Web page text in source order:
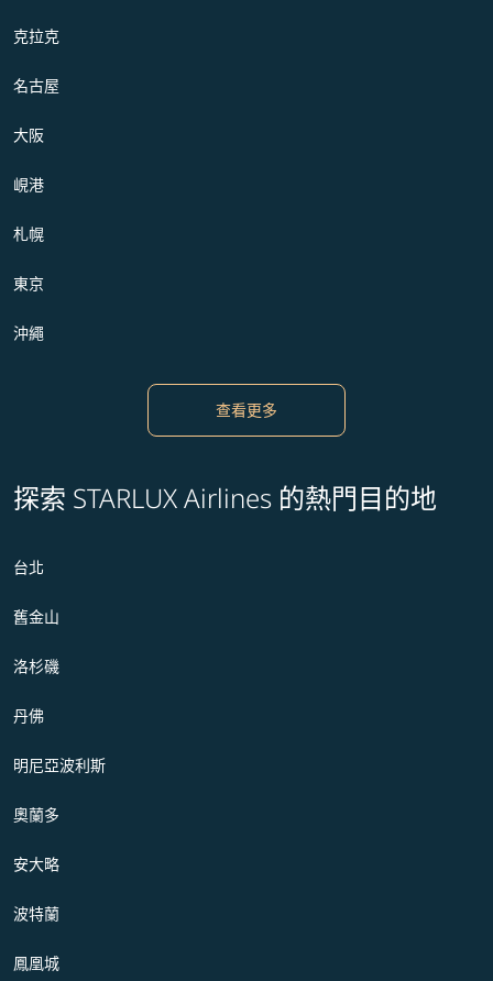
克拉克
名古屋
大阪
峴港
札幌
東京
沖繩
查看更多
探索 STARLUX Airlines 的熱門目的地
台北
舊金山
洛杉磯
丹佛
明尼亞波利斯
奧蘭多
安大略
波特蘭
鳳凰城